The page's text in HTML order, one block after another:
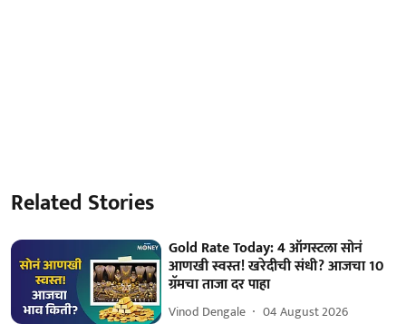
Related Stories
Gold Rate Today: 4 ऑगस्टला सोनं
आणखी स्वस्त! खरेदीची संधी? आजचा 10
ग्रॅमचा ताजा दर पाहा
Vinod Dengale 04 August 2026